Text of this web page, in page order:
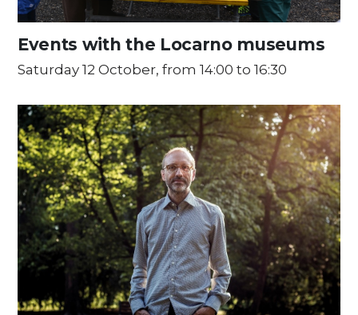
Events with the Locarno museums
Saturday 12 October, from 14:00 to 16:30